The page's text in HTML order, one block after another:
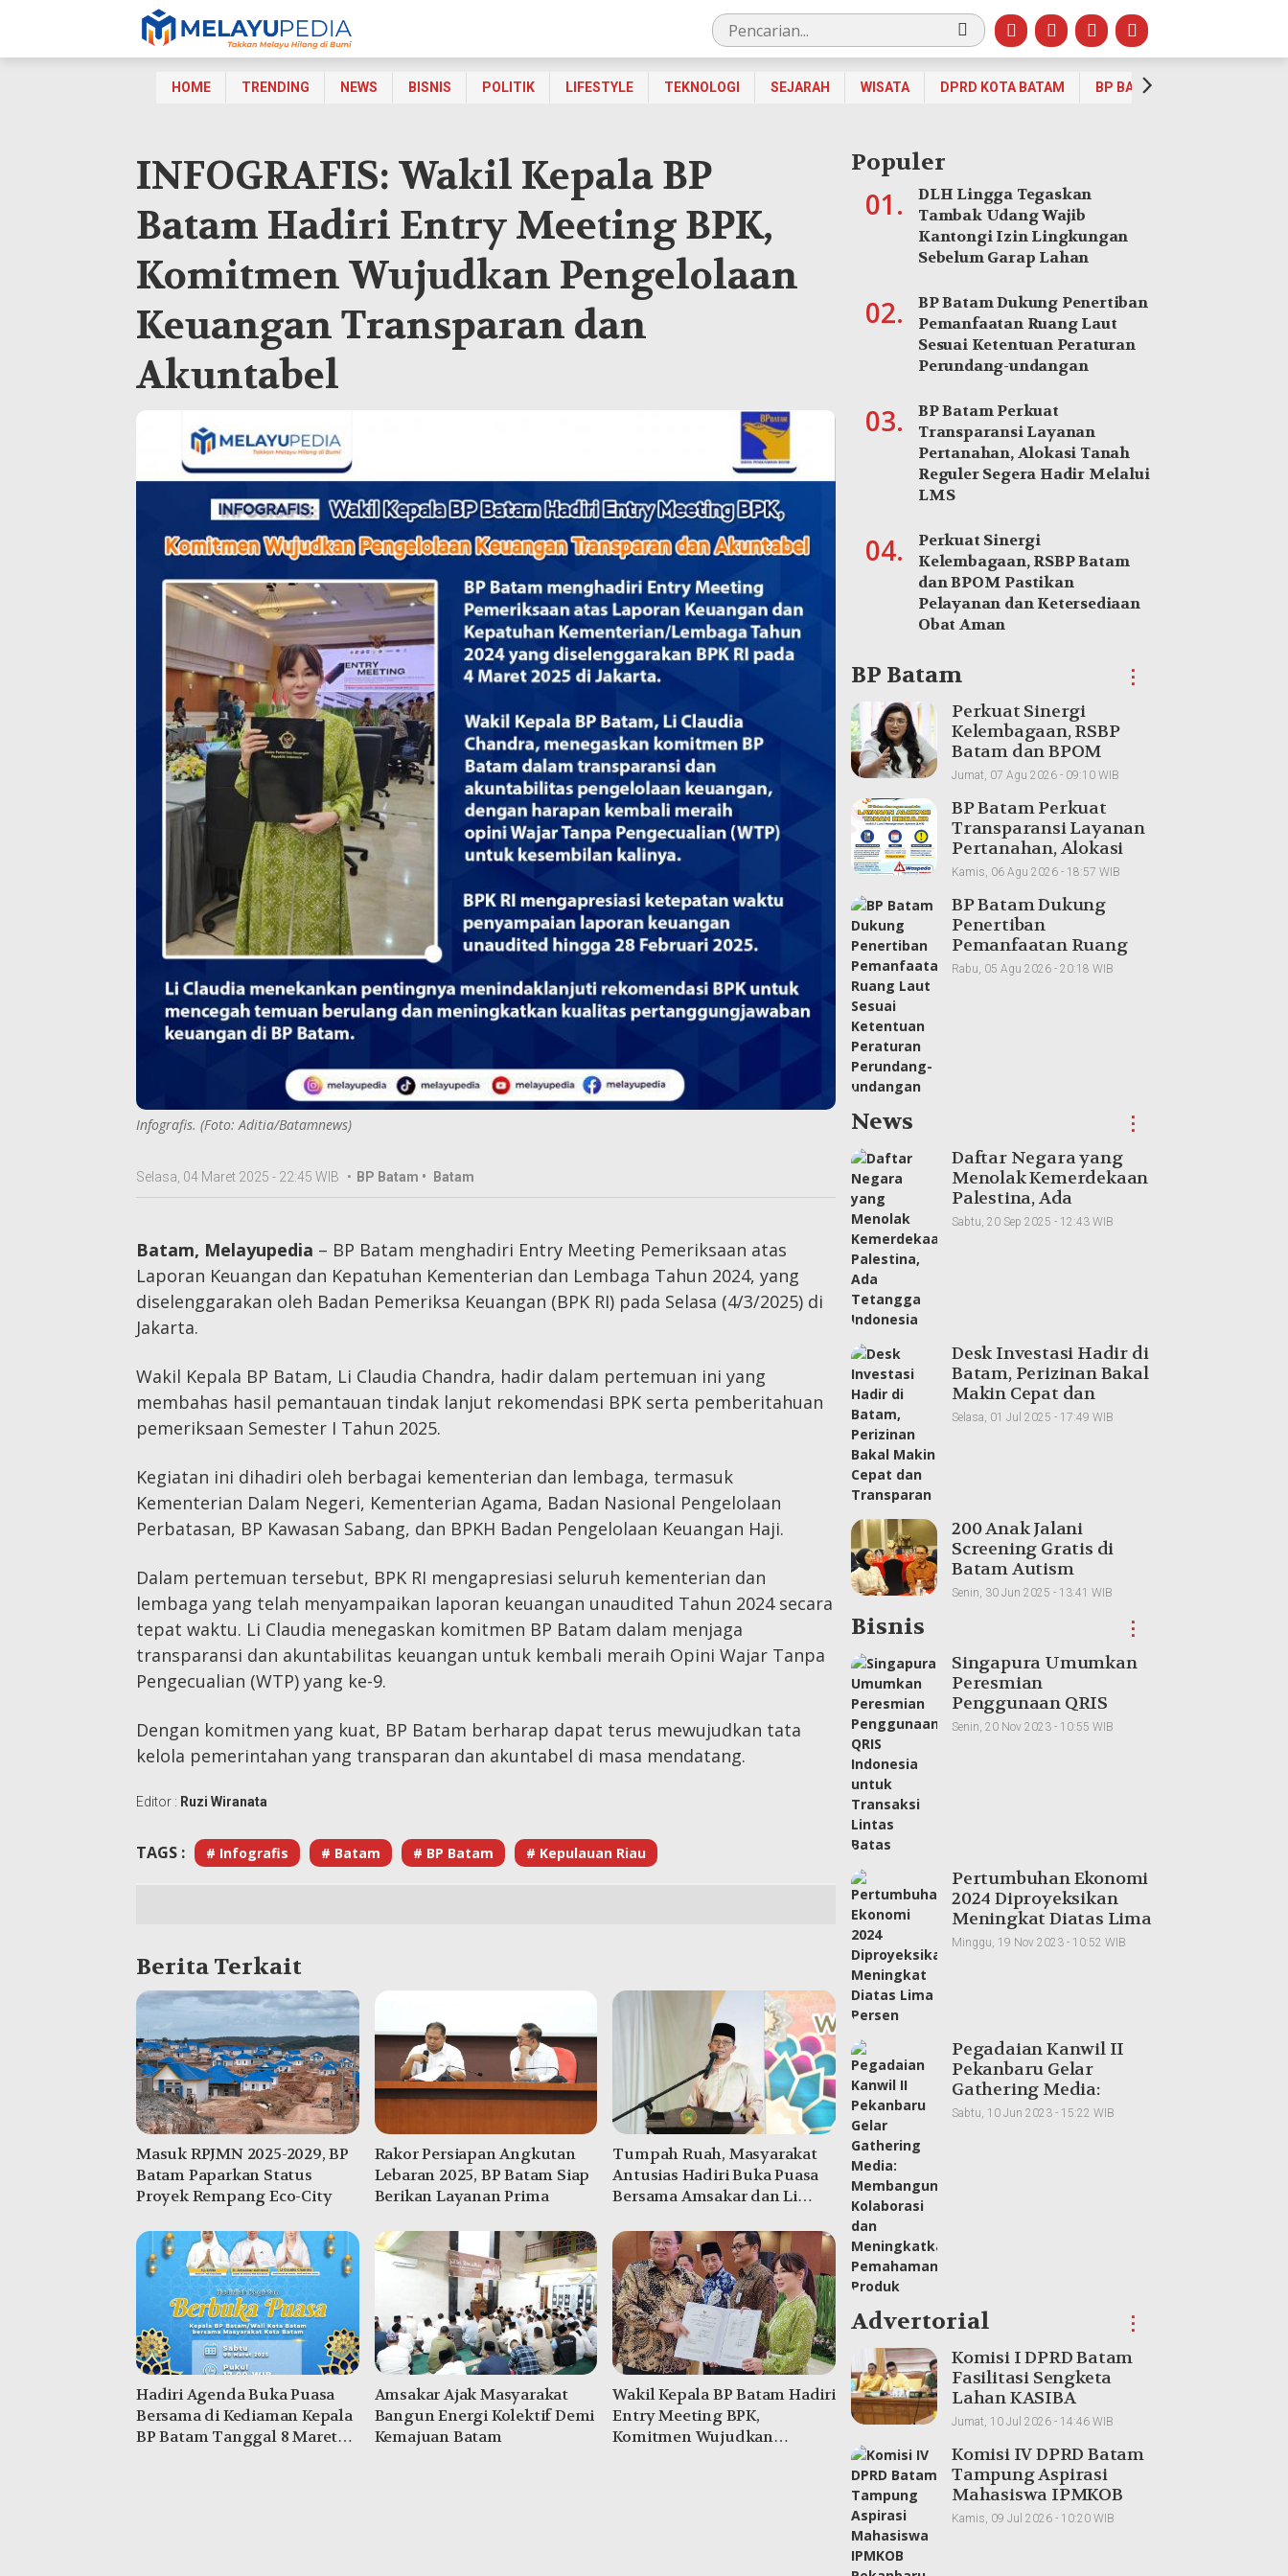
HOME TRENDING NEWS BISNIS POLITIK LIFESTYLE TEKNOLOGI SEJARAH WISATA DPRD KOTA BATAM BP BATAM
INFOGRAFIS: Wakil Kepala BP
Batam Hadiri Entry Meeting BPK,
Komitmen Wujudkan Pengelolaan
Keuangan Transparan dan
Akuntabel
Infografis. (Foto: Aditia/Batamnews)
Selasa, 04 Maret 2025 - 22:45 WIB • BP Batam • Batam
Batam, Melayupedia – BP Batam menghadiri Entry Meeting Pemeriksaan atas
Laporan Keuangan dan Kepatuhan Kementerian dan Lembaga Tahun 2024, yang
diselenggarakan oleh Badan Pemeriksa Keuangan (BPK RI) pada Selasa (4/3/2025) di
Jakarta.
Wakil Kepala BP Batam, Li Claudia Chandra, hadir dalam pertemuan ini yang
membahas hasil pemantauan tindak lanjut rekomendasi BPK serta pemberitahuan
pemeriksaan Semester I Tahun 2025.
Kegiatan ini dihadiri oleh berbagai kementerian dan lembaga, termasuk
Kementerian Dalam Negeri, Kementerian Agama, Badan Nasional Pengelolaan
Perbatasan, BP Kawasan Sabang, dan BPKH Badan Pengelolaan Keuangan Haji.
Dalam pertemuan tersebut, BPK RI mengapresiasi seluruh kementerian dan
lembaga yang telah menyampaikan laporan keuangan unaudited Tahun 2024 secara
tepat waktu. Li Claudia menegaskan komitmen BP Batam dalam menjaga
transparansi dan akuntabilitas keuangan untuk kembali meraih Opini Wajar Tanpa
Pengecualian (WTP) yang ke-9.
Dengan komitmen yang kuat, BP Batam berharap dapat terus mewujudkan tata
kelola pemerintahan yang transparan dan akuntabel di masa mendatang.
Editor : Ruzi Wiranata
TAGS : # Infografis # Batam # BP Batam # Kepulauan Riau
Berita Terkait
Masuk RPJMN 2025-2029, BP
Batam Paparkan Status
Proyek Rempang Eco-City
Rakor Persiapan Angkutan
Lebaran 2025, BP Batam Siap
Berikan Layanan Prima
Tumpah Ruah, Masyarakat
Antusias Hadiri Buka Puasa
Bersama Amsakar dan Li
Hadiri Agenda Buka Puasa
Bersama di Kediaman Kepala
BP Batam Tanggal 8 Maret
Amsakar Ajak Masyarakat
Bangun Energi Kolektif Demi
Kemajuan Batam
Wakil Kepala BP Batam Hadiri
Entry Meeting BPK,
Komitmen Wujudkan
Populer
01.
DLH Lingga Tegaskan
Tambak Udang Wajib
Kantongi Izin Lingkungan
Sebelum Garap Lahan
02.
BP Batam Dukung Penertiban
Pemanfaatan Ruang Laut
Sesuai Ketentuan Peraturan
Perundang-undangan
03.
BP Batam Perkuat
Transparansi Layanan
Pertanahan, Alokasi Tanah
Reguler Segera Hadir Melalui
LMS
04.
Perkuat Sinergi
Kelembagaan, RSBP Batam
dan BPOM Pastikan
Pelayanan dan Ketersediaan
Obat Aman
BP Batam ⋮
Perkuat Sinergi
Kelembagaan, RSBP
Batam dan BPOM
Pastikan Pelayanan
Aman
Jumat, 07 Agu 2026 - 09:10 WIB
BP Batam Perkuat
Transparansi Layanan
Pertanahan, Alokasi
Tanah Reguler Segera
Kamis, 06 Agu 2026 - 18:57 WIB
BP Batam Dukung
Penertiban
Pemanfaatan Ruang
Laut Sesuai Ketentuan
Rabu, 05 Agu 2026 - 20:18 WIB
News ⋮
Daftar Negara yang
Menolak Kemerdekaan
Palestina, Ada
Tetangga Indonesia
Sabtu, 20 Sep 2025 - 12:43 WIB
Desk Investasi Hadir di
Batam, Perizinan Bakal
Makin Cepat dan
Transparan
Selasa, 01 Jul 2025 - 17:49 WIB
200 Anak Jalani
Screening Gratis di
Batam Autism
Conference 2025
Senin, 30 Jun 2025 - 13:41 WIB
Bisnis ⋮
Singapura Umumkan
Peresmian
Penggunaan QRIS
Indonesia untuk
Senin, 20 Nov 2023 - 10:55 WIB
Pertumbuhan Ekonomi
2024 Diproyeksikan
Meningkat Diatas Lima
Persen
Minggu, 19 Nov 2023 - 10:52 WIB
Pegadaian Kanwil II
Pekanbaru Gelar
Gathering Media:
Membangun
Sabtu, 10 Jun 2023 - 15:22 WIB
Advertorial ⋮
Komisi I DPRD Batam
Fasilitasi Sengketa
Lahan KASIBA
Mangsang, Warga dan
Dipertemukan
Jumat, 10 Jul 2026 - 14:46 WIB
Komisi IV DPRD Batam
Tampung Aspirasi
Mahasiswa IPMKOB
Pekanbaru, Bahas
Kamis, 09 Jul 2026 - 10:20 WIB